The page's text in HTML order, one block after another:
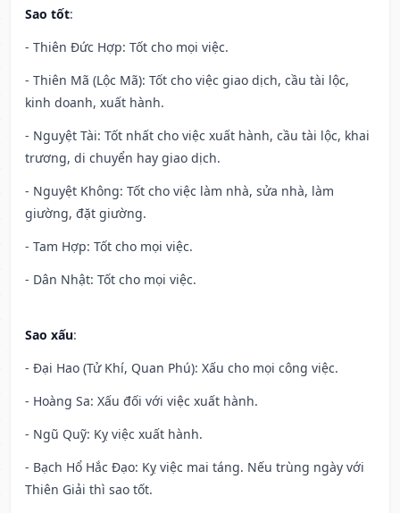
Sao tốt:
- Thiên Đức Hợp: Tốt cho mọi việc.
- Thiên Mã (Lộc Mã): Tốt cho việc giao dịch, cầu tài lộc,
kinh doanh, xuất hành.
- Nguyệt Tài: Tốt nhất cho việc xuất hành, cầu tài lộc, khai
trương, di chuyển hay giao dịch.
- Nguyệt Không: Tốt cho việc làm nhà, sửa nhà, làm
giường, đặt giường.
- Tam Hợp: Tốt cho mọi việc.
- Dân Nhật: Tốt cho mọi việc.
Sao xấu:
- Đại Hao (Tử Khí, Quan Phú): Xấu cho mọi công việc.
- Hoàng Sa: Xấu đối với việc xuất hành.
- Ngũ Quỹ: Kỵ việc xuất hành.
- Bạch Hổ Hắc Đạo: Kỵ việc mai táng. Nếu trùng ngày với
Thiên Giải thì sao tốt.